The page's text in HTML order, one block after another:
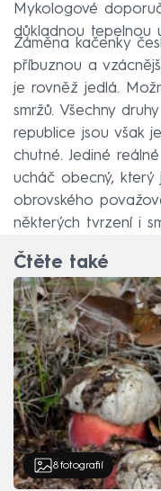
Mykologové
důkladnou tepelnou
Záměna kačenky
příbuznou a
je rovněž jedlá.
smržů. Všechny
republice jsou však
chutné. Jediné
ucháč obecný,
obrovského
některých tvrzení i
Čtěte také
8 fotografií